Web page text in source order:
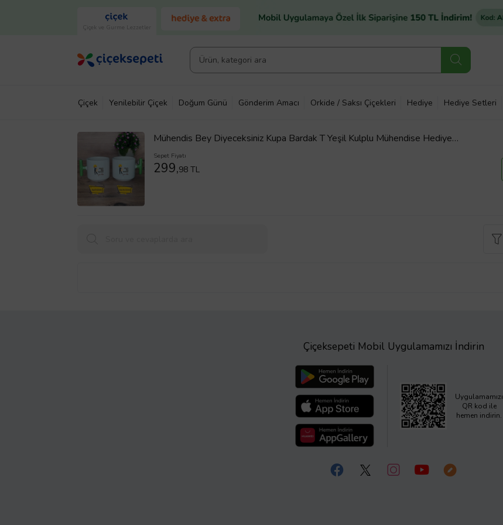
Çiçek ve Gurme Lezzetler
Çiçek Yenilebilir Çiçek Doğum Günü Gönderim Amacı Orkide / Saksı Çiçekleri Hediye Hediye Setleri
Mühendis Bey Diyeceksiniz Kupa Bardak T Yeşil Kulplu Mühendise Hediye
Mühendisler Günü Hediyesi
Sepet Fiyatı
299,98 TL
Çiçeksepeti Mobil Uygulamamızı İndirin
Uygulamamızı
QR kod ile
hemen indirin.